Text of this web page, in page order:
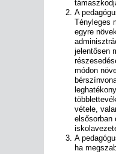
A
Tényleges
egyre
jelentősen
módon
vétele,
elsősorban
A
ha